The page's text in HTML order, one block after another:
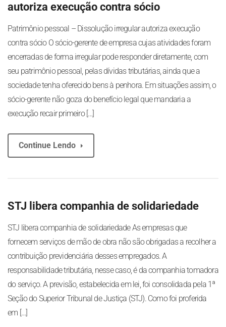
autoriza execução contra sócio
Patrimônio pessoal – Dissolução irregular autoriza execução
contra sócio O sócio-gerente de empresa cujas atividades foram
encerradas de forma irregular pode responder diretamente, com
seu patrimônio pessoal, pelas dívidas tributárias, ainda que a
sociedade tenha oferecido bens à penhora. Em situações assim, o
sócio-gerente não goza do benefício legal que mandaria a
execução recair primeiro […]
Continue Lendo
STJ libera companhia de solidariedade
STJ libera companhia de solidariedade As empresas que
fornecem serviços de mão de obra não são obrigadas a recolher a
contribuição previdenciária desses empregados. A
responsabilidade tributária, nesse caso, é da companhia tomadora
do serviço. A previsão, estabelecida em lei, foi consolidada pela 1ª
Seção do Superior Tribunal de Justiça (STJ). Como foi proferida
em […]